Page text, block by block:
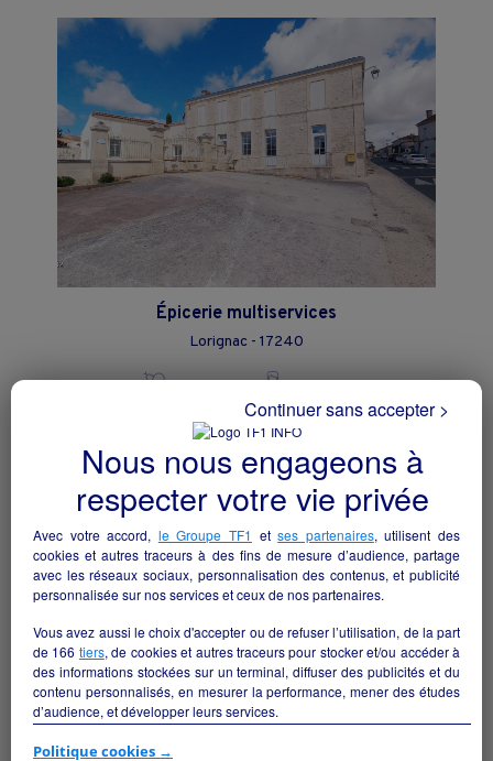
Épicerie multiservices
Lorignac - 17240
BOULANGERIE-PATISSERIE-SNACKING
Nous nous engageons à
respecter votre vie privée
Avec votre accord, le Groupe TF1 etses partenaires, utilisent des
cookies et autres traceurs à des fins de mesure d’audience, partage
avec les réseaux sociaux, personnalisation des contenus, et publicité
personnalisée sur nos services et ceux de nos partenaires.
Vous avez aussi le choix d'accepter ou de refuser l’utilisation, de la part
de 166 tiers, de cookies et autres traceurs pour stocker et/ou accéder à
des informations stockées sur un terminal, diffuser des publicités et du
contenu personnalisés, en mesurer la performance, mener des études
d’audience, et développer leurs services.
Si vous continuez sans accepter, les fonctionnalités liées à la
Politique cookies →
Continuer sans accepter >